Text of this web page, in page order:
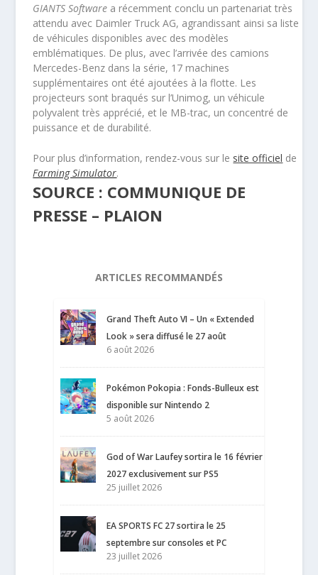
GIANTS Software a récemment conclu un partenariat très
attendu avec Daimler Truck AG, agrandissant ainsi sa liste
de véhicules disponibles avec des modèles
emblématiques. De plus, avec l’arrivée des camions
Mercedes-Benz dans la série, 17 machines
supplémentaires ont été ajoutées à la flotte. Les
projecteurs sont braqués sur l’Unimog, un véhicule
polyvalent très apprécié, et le MB-trac, un concentré de
puissance et de durabilité.
Pour plus d’information, rendez-vous sur le site officiel de
Farming Simulator.
SOURCE : COMMUNIQUE DE
PRESSE – PLAION
ARTICLES RECOMMANDÉS
Grand Theft Auto VI – Un « Extended
Look » sera diffusé le 27 août
6 août 2026
Pokémon Pokopia : Fonds-Bulleux est
disponible sur Nintendo 2
5 août 2026
God of War Laufey sortira le 16 février
2027 exclusivement sur PS5
25 juillet 2026
EA SPORTS FC 27 sortira le 25
septembre sur consoles et PC
23 juillet 2026